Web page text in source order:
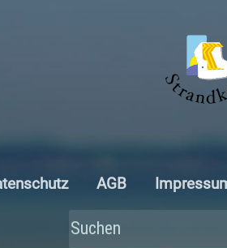
AGB
Search